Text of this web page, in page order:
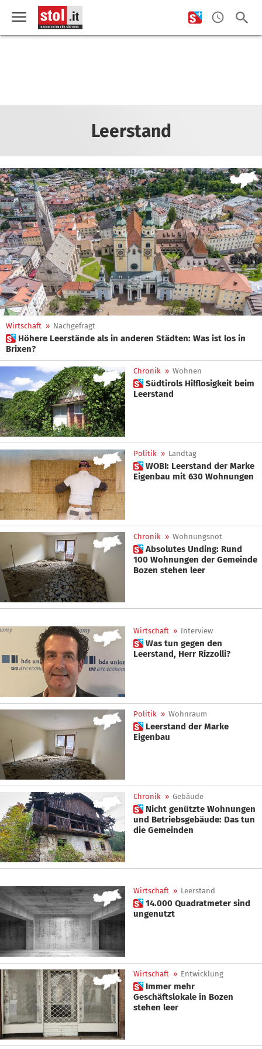
Leerstand
Wirtschaft » Nachgefragt
 Höhere Leerstände als in anderen Städten: Was ist los in
Brixen?
Chronik » Wohnen
 Südtirols Hilflosigkeit beim
Leerstand
Politik » Landtag
 WOBI: Leerstand der Marke
Eigenbau mit 630 Wohnungen
Chronik » Wohnungsnot
 Absolutes Unding: Rund
100 Wohnungen der Gemeinde
Bozen stehen leer
Wirtschaft » Interview
 Was tun gegen den
Leerstand, Herr Rizzolli?
Politik » Wohnraum
 Leerstand der Marke
Eigenbau
Chronik » Gebäude
 Nicht genützte Wohnungen
und Betriebsgebäude: Das tun
die Gemeinden
Wirtschaft » Leerstand
 14.000 Quadratmeter sind
ungenutzt
Wirtschaft » Entwicklung
 Immer mehr
Geschäftslokale in Bozen
stehen leer